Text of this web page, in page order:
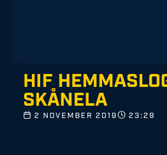
HIF
SKÅNELA
2 NOVEMBER 2019 23:29